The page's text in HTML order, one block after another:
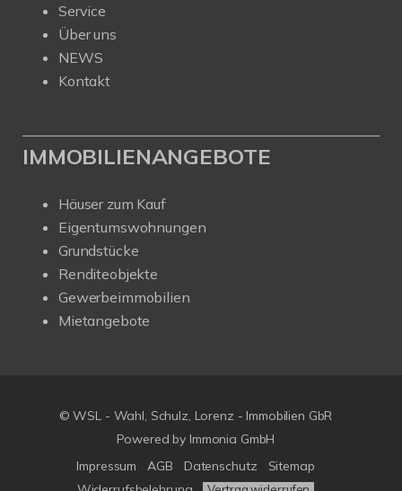
Service
Über uns
NEWS
Kontakt
IMMOBILIENANGEBOTE
Häuser zum Kauf
Eigentumswohnungen
Grundstücke
Renditeobjekte
Gewerbeimmobilien
Mietangebote
© WSL - Wahl, Schulz, Lorenz - Immobilien GbR
Powered by Immonia GmbH
Impressum
AGB Datenschutz
Sitemap